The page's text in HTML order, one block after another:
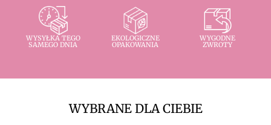
WYSYŁKA TEGO
SAMEGO DNIA
EKOLOGICZNE
OPAKOWANIA
WYGODNE
ZWROTY
WYBRANE DLA CIEBIE